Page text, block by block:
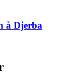
à Djerba